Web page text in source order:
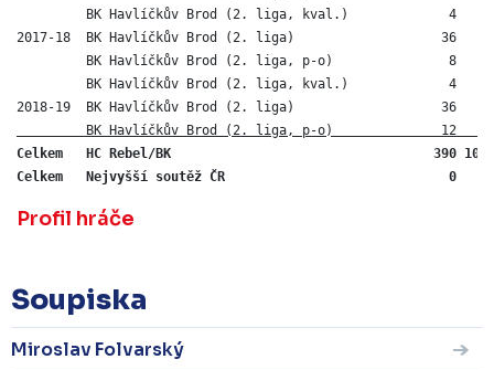
BK Havlíčkův Brod (2. liga, kval.)             4   0
2017-18  BK Havlíčkův Brod (2. liga)                   36
BK Havlíčkův Brod (2. liga, p-o)               8   0
BK Havlíčkův Brod (2. liga, kval.)             4   0
2018-19  BK Havlíčkův Brod (2. liga)                   36
BK Havlíčkův Brod (2. liga, p-o)              12   3
Celkem   HC Rebel/BK                                  390 100
Celkem   Nejvyšší soutěž ČR                             0
Profil hráče
Soupiska
Miroslav Folvarský